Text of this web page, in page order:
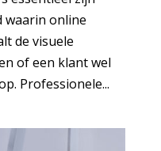
waarin online
de visuele
of een klant wel
Professionele...